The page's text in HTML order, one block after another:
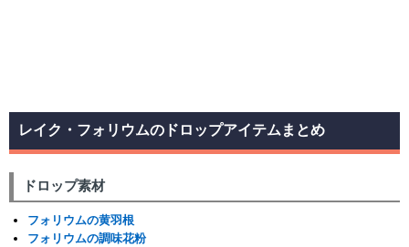
レイク・フォリウムのドロップアイテムまとめ
ドロップ素材
フォリウムの黄羽根
フォリウムの調味花粉